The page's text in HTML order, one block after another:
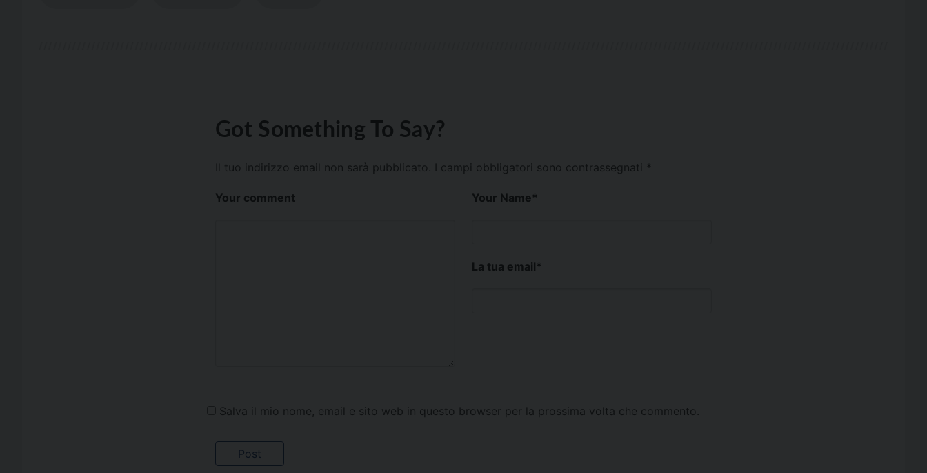
Got Something To Say?
Il tuo indirizzo email non sarà pubblicato. I campi obbligatori sono contrassegnati *
Your comment Your Name*
La tua email*
Salva il mio nome, email e sito web in questo browser per la prossima volta che commento.